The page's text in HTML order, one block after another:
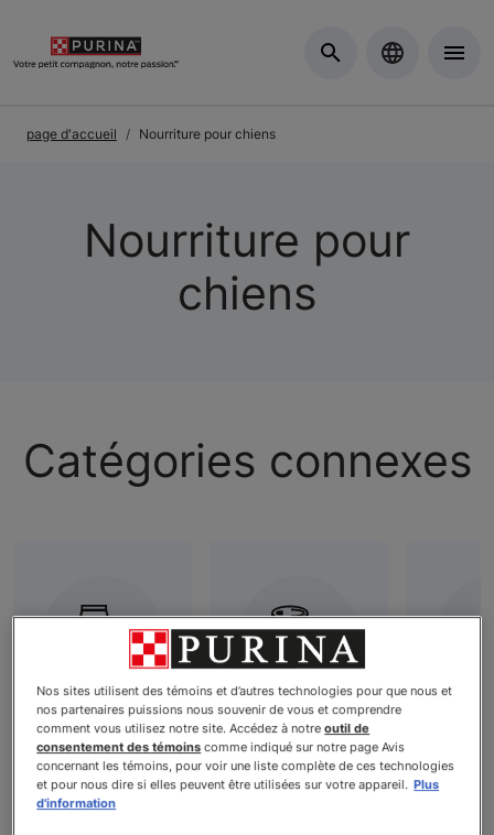
page d'accueil Nourriture pour chiens
Nourriture pour
chiens
Catégories connexes
Nourriture
sèche pour
chiens
Nourriture
humide pour
chiens
sans
Nos sites utilisent des témoins et d’autres technologies pour que nous et
nos partenaires puissions nous souvenir de vous et comprendre
comment vous utilisez notre site. Accédez à notreoutil de
consentement des témoins comme indiqué sur notre page Avis
concernant les témoins, pour voir une liste complète de ces technologies
et pour nous dire si elles peuvent être utilisées sur votre appareil. Plus
d'information